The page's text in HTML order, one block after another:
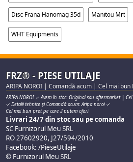
Disc Frana Hanomag 35d Manitou Mrt
WHT Equipments
FRZ® - PIESE UTILAJE
ARIPA NOROI | Comandă acum | Cel mai
ARIPA NOROI ✓ Avem în stoc: Original sau aftermarket |
✓ Detalii tehnice și Comandă acum: Aripa noroi ✓
Cel mai bun pret pe care il putem oferi
Livrari 24/7 din stoc sau pe comanda
SC Furnizorul Meu SRL
RO 27602920, J27/594/2010
Facebook: /PieseUtilaje
© Furnizorul Meu SRL